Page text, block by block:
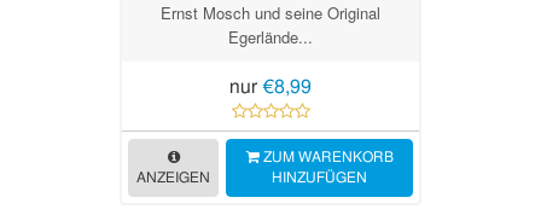
Ernst Mosch und seine Original
Egerlände...
nur €8,99
ANZEIGEN
ZUM WARENKORB
HINZUFÜGEN